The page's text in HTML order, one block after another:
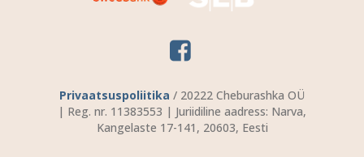
Privaatsuspoliitika / 20222 Cheburashka OÜ
| Reg. nr. 11383553 | Juriidiline aadress: Narva,
Kangelaste 17-141, 20603, Eesti